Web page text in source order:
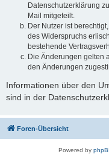
Datenschutzerklärung
Mail mitgeteilt.
Der Nutzer ist
des Widerspruchs
bestehende
Die Änderungen gelten
den Änderungen
Informationen über den
sind in der
Foren-Übersicht
Powered by